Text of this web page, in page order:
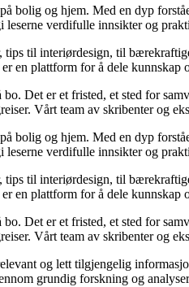
bolig og hjem. Med en dyp
leserne verdifulle innsikter og
til interiørdesign, til
en plattform for å dele kunnskap
bo. Det er et fristed, et sted for
Vårt team av skribenter og
bolig og hjem. Med en dyp
leserne verdifulle innsikter og
til interiørdesign, til
en plattform for å dele kunnskap
bo. Det er et fristed, et sted for
Vårt team av skribenter og
og lett tilgjengelig
grundig forskning og